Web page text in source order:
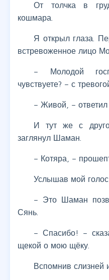
От толчка в
кошмара.
Я открыл глаза.
встревоженное лицо
– Молодой
чувствуете? – с
– Живой, – ответил
И тут же с
заглянул Шаман.
– Котяра, –
Услышав мой голос,
– Это Шаман
Сянь.
– Спасибо! –
щекой о мою щёку.
Вспомнив слизней